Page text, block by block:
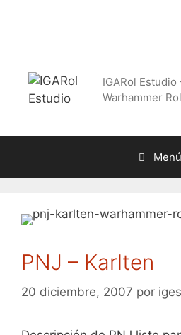
IGARol Estudio
Warhammer
Menú
PNJ – Karlten
20 diciembre, 2007 por